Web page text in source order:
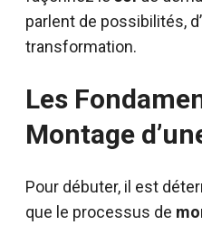
parlent de possibilités,
transformation.
Les
Montage
Pour débuter, il est
que le processus de